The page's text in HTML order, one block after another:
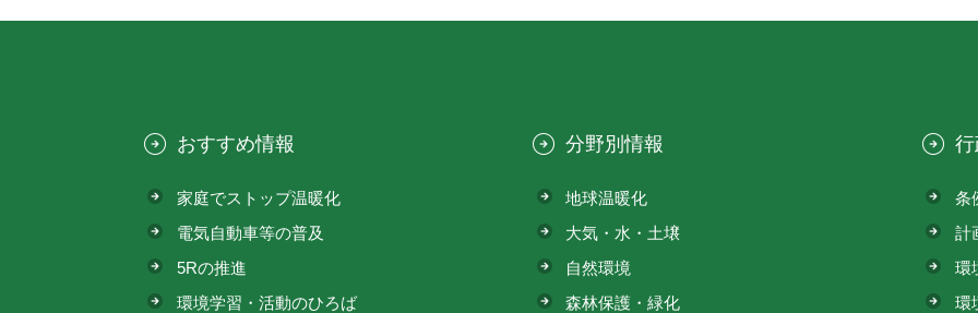
おすすめ情報
家庭でストップ温暖化
電気自動車等の普及
5Rの推進
環境学習・活動のひろば
分野別情報
地球温暖化
大気・水・土壌
自然環境
森林保護・緑化
条
計
環
環